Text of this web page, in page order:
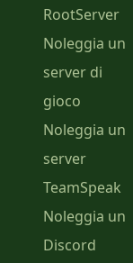
RootServer
Noleggia un
server di
gioco
Noleggia un
server
TeamSpeak
Noleggia un
Discord